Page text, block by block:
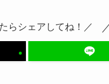
らシェアしてね！／